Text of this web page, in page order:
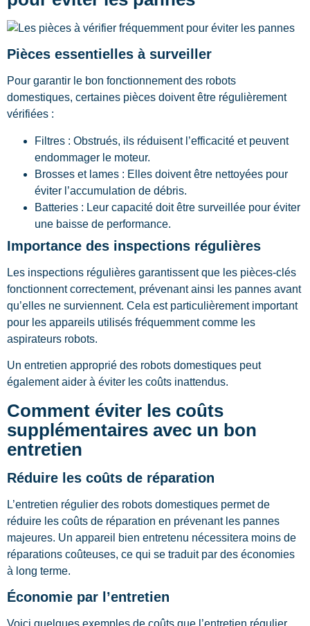
Pièces essentielles à surveiller
Pour garantir le bon fonctionnement des robots
domestiques, certaines pièces doivent être régulièrement
vérifiées :
Filtres : Obstrués, ils réduisent l’efficacité et peuvent
endommager le moteur.
Brosses et lames : Elles doivent être nettoyées pour
éviter l’accumulation de débris.
Batteries : Leur capacité doit être surveillée pour éviter
une baisse de performance.
Importance des inspections régulières
Les inspections régulières garantissent que les pièces-clés
fonctionnent correctement, prévenant ainsi les pannes avant
qu’elles ne surviennent. Cela est particulièrement important
pour les appareils utilisés fréquemment comme les
aspirateurs robots.
Un entretien approprié des robots domestiques peut
également aider à éviter les coûts inattendus.
Comment éviter les coûts
supplémentaires avec un bon
entretien
Réduire les coûts de réparation
L’entretien régulier des robots domestiques permet de
réduire les coûts de réparation en prévenant les pannes
majeures. Un appareil bien entretenu nécessitera moins de
réparations coûteuses, ce qui se traduit par des économies
à long terme.
Économie par l’entretien
Voici quelques exemples de coûts que l’entretien régulier